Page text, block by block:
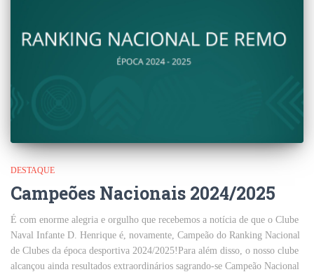
DESTAQUE
Campeões Nacionais 2024/2025
É com enorme alegria e orgulho que recebemos a notícia de que o Clube
Naval Infante D. Henrique é, novamente, Campeão do Ranking Nacional
de Clubes da época desportiva 2024/2025!Para além disso, o nosso clube
alcançou ainda resultados extraordinários sagrando-se Campeão Nacional